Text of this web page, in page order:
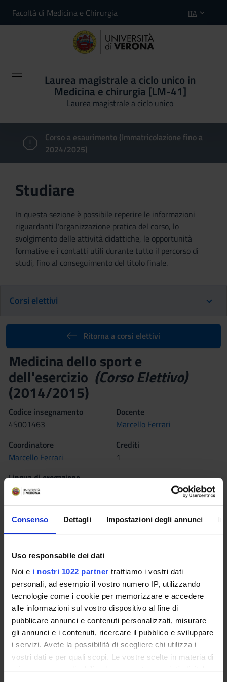
Consenso Dettagli Impostazioni degli annunci
Uso responsabile dei dati
Noi e i nostri 1022 partner trattiamo i vostri dati
personali, ad esempio il vostro numero IP, utilizzando
tecnologie come i cookie per memorizzare e accedere
alle informazioni sul vostro dispositivo al fine di
pubblicare annunci e contenuti personalizzati, misurare
gli annunci e i contenuti, ricercare il pubblico e sviluppare
i servizi. Avete la possibilità di scegliere chi utilizza i
vostri dati e per quali scopi. Le vostre scelte in materia di
privacy sono applicabili solo su questa proprietà digitale
Facoltà di Medicina e Chirurgia ITA
Laurea magistrale a ciclo unico in
Medicina e chirurgia [LM-41]
Laurea magistrale a ciclo unico
Corso a esaurimento (Immatricolazione fino a
2024/2025)
Studiare
In questa sezione è possibile reperire le informazioni
riguardanti l'organizzazione pratica del corso, lo
svolgimento delle attività didattiche, le opportunità
formative e i contatti utili durante tutto il percorso di
studi, fino al conseguimento del titolo finale.
Corsi elettivi
Ritorna a corsi elettivi
Medicina dello sport e
dell'esercizio (Corso Elettivo)
(2014/2015)
Codice insegnamento
4S001463
Docente
Marcello Ferrari
Coordinatore
Marcello Ferrari
Crediti
1
Lingua di erogazione
Italiano
MED/10 - MALATTIE DELL'APPARATO RESPIRATORIO
Corsi elettivi 1° semestre dal 6 ott 2014 al 19 dic 2014.
Seminari 0
Obiettivi formativi
L’attività fisica e sportiva è praticata da ampia parte della
popolazione e può contribuire notevolmente allo stato di
salute dell’individuo. E’ quindi importante che il medico
conosca le indicazioni, i vantaggi e i possibili danni che